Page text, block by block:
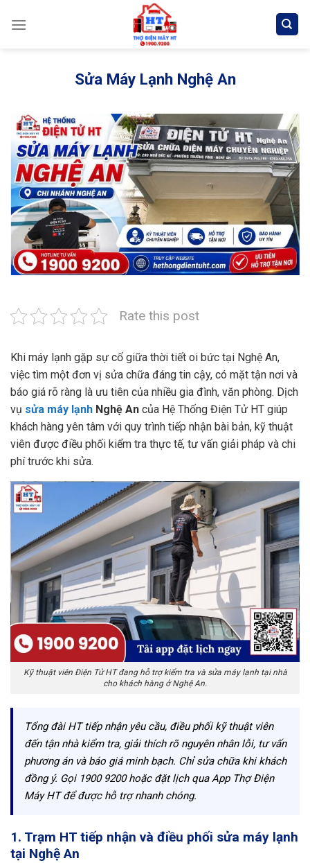
Sửa Máy Lạnh Nghệ An
Rate this post
Khi máy lạnh gặp sự cố giữa thời tiết oi bức tại Nghệ An,
việc tìm một đơn vị sửa chữa đáng tin cậy, có mặt tận nơi và
báo giá rõ ràng là ưu tiên của nhiều gia đình, văn phòng. Dịch
vụ sửa máy lạnh Nghệ An của Hệ Thống Điện Tử HT giúp
khách hàng yên tâm với quy trình tiếp nhận bài bản, kỹ thuật
viên được điều phối kiểm tra thực tế, tư vấn giải pháp và chi
phí trước khi sửa.
Kỹ thuật viên Điện Tử HT đang hỗ trợ kiểm tra và sửa máy lạnh tại nhà
cho khách hàng ở Nghệ An.
Tổng đài HT tiếp nhận yêu cầu, điều phối kỹ thuật viên
đến tận nhà kiểm tra, giải thích rõ nguyên nhân lỗi, tư vấn
phương án và báo giá minh bạch. Chỉ sửa chữa khi khách
đồng ý. Gọi 1900 9200 hoặc đặt lịch qua App Thợ Điện
Máy HT để được hỗ trợ nhanh chóng.
1. Trạm HT tiếp nhận và điều phối sửa máy lạnh
tại Nghệ An